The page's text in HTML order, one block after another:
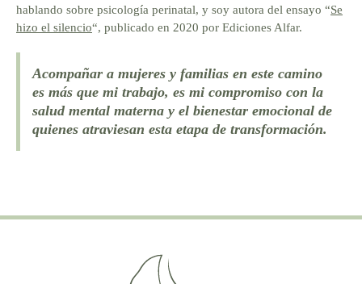
hablando sobre psicología perinatal, y soy autora del ensayo “Se
hizo el silencio“, publicado en 2020 por Ediciones Alfar.
Acompañar a mujeres y familias en este camino
es más que mi trabajo, es mi compromiso con la
salud mental materna y el bienestar emocional de
quienes atraviesan esta etapa de transformación.